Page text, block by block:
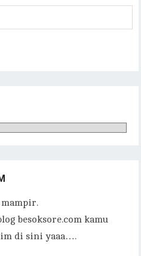
mampir.
besoksore.com kamu
di sini yaaa….